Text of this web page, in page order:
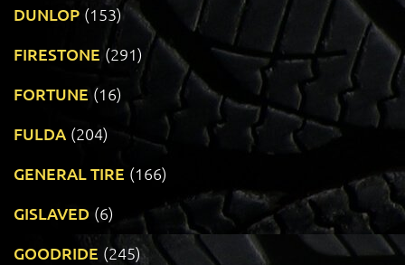
DUNLOP (153)
FIRESTONE (291)
FORTUNE (16)
FULDA (204)
GENERAL TIRE (166)
GISLAVED (6)
GOODRIDE (245)